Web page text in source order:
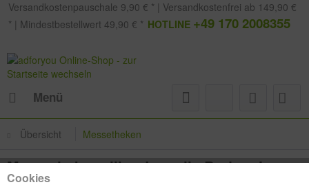
Versandkostenpauschale 9,90 € * | Versandkostenfrei ab 149,90 €
* | Mindestbestellwert 49,90 € * HOTLINE +49 170 2008355
Menü
Übersicht Messetheken
Messetheke rollbar Lamelle Budget I
Cookies